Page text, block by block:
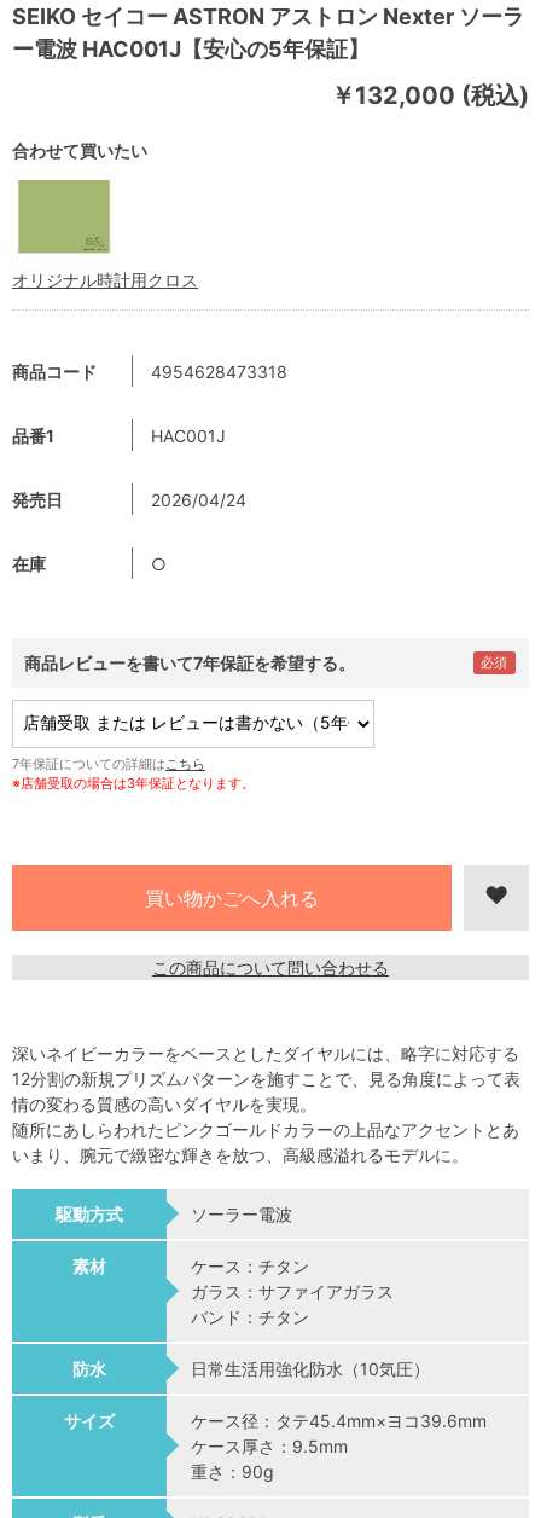
SEIKO セイコー ASTRON アストロン Nexter ソーラ
ー電波 HAC001J【安心の5年保証】
￥132,000 (税込)
商品コード 4954628473318
品番1 HAC001J
発売日 2026/04/24
在庫 ○
商品レビューを書いて7年保証を希望する。
7年保証についての詳細は こちら
※店舗受取の場合は3年保証となります。
この商品について問い合わせる
合わせて買いたい
オリジナル時計用クロス
深いネイビーカラーをベースとしたダイヤルには、略字に対応する
12分割の新規プリズムパターンを施すことで、見る角度によって表
情の変わる質感の高いダイヤルを実現。
随所にあしらわれたピンクゴールドカラーの上品なアクセントとあ
いまり、腕元で緻密な輝きを放つ、高級感溢れるモデルに。
駆動方式 ソーラー電波
素材
ケース：チタン
ガラス：サファイアガラス
バンド：チタン
防水 日常生活用強化防水（10気圧）
サイズ
ケース径：タテ45.4mm×ヨコ39.6mm
ケース厚さ：9.5mm
重さ：90g